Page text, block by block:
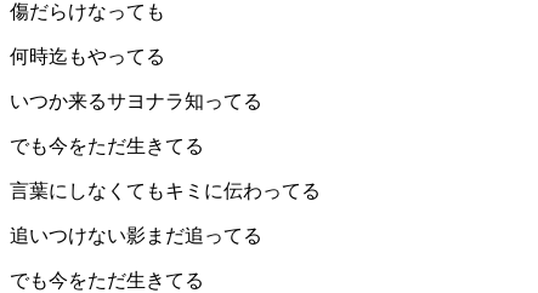
傷だらけなっても
何時迄もやってる
いつか来るサヨナラ知ってる
でも今をただ生きてる
言葉にしなくてもキミに伝わってる
追いつけない影まだ追ってる
でも今をただ生きてる